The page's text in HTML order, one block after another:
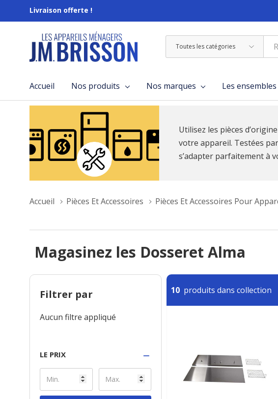
Livraison offerte !
Toutes
les
Rechercher
Accueil Nos produits Nos marques Les ensembles
Utilisez les pièces
votre appareil. Testées
s’adapter parfaitement à
Accueil Pièces Et Accessoires Pièces Et Accessoires Pour
Magasinez les Dosseret Alma
Filtrer par
Aucun filtre appliqué
LE PRIX
10 produits dans collection